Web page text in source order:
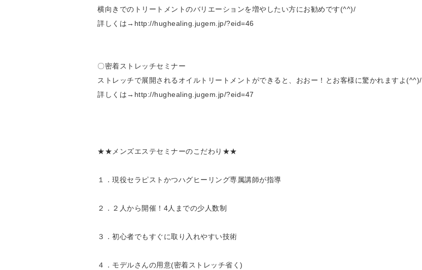
横向きでのトリートメントのバリエーションを増やしたい方にお勧めです(^^)/
詳しくは→http://hughealing.jugem.jp/?eid=46
〇密着ストレッチセミナー
ストレッチで展開されるオイルトリートメントができると、おおー！とお客様に驚かれますよ(^^)/
詳しくは→http://hughealing.jugem.jp/?eid=47
★★メンズエステセミナーのこだわり★★
１．現役セラピストかつハグヒーリング専属講師が指導
２．２人から開催！4人までの少人数制
３．初心者でもすぐに取り入れやすい技術
４．モデルさんの用意(密着ストレッチ省く)